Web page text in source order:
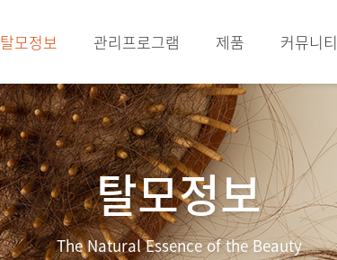
탈모정보 관리프로그램 제품 커뮤니티
탈모정보
The Natural Essence of the Beauty